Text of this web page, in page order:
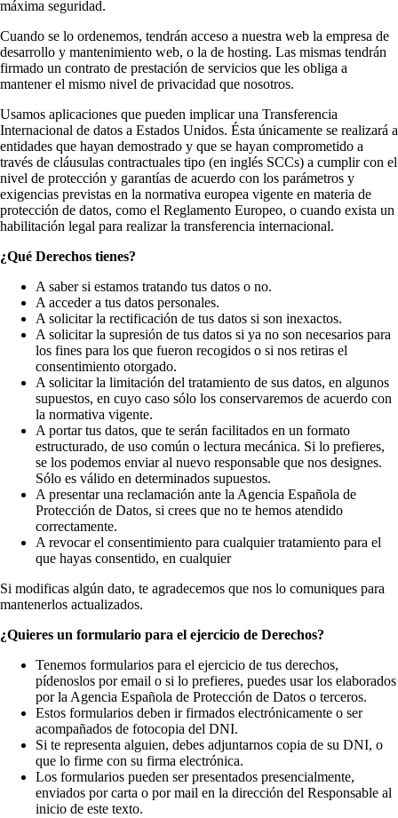
máxima seguridad.
Cuando se lo ordenemos, tendrán acceso a nuestra web la empresa de
desarrollo y mantenimiento web, o la de hosting. Las mismas tendrán
firmado un contrato de prestación de servicios que les obliga a
mantener el mismo nivel de privacidad que nosotros.
Usamos aplicaciones que pueden implicar una Transferencia
Internacional de datos a Estados Unidos. Ésta únicamente se realizará a
entidades que hayan demostrado y que se hayan comprometido a
través de cláusulas contractuales tipo (en inglés SCCs) a cumplir con el
nivel de protección y garantías de acuerdo con los parámetros y
exigencias previstas en la normativa europea vigente en materia de
protección de datos, como el Reglamento Europeo, o cuando exista un
habilitación legal para realizar la transferencia internacional.
¿Qué Derechos tienes?
A saber si estamos tratando tus datos o no.
A acceder a tus datos personales.
A solicitar la rectificación de tus datos si son inexactos.
A solicitar la supresión de tus datos si ya no son necesarios para
los fines para los que fueron recogidos o si nos retiras el
consentimiento otorgado.
A solicitar la limitación del tratamiento de sus datos, en algunos
supuestos, en cuyo caso sólo los conservaremos de acuerdo con
la normativa vigente.
A portar tus datos, que te serán facilitados en un formato
estructurado, de uso común o lectura mecánica. Si lo prefieres,
se los podemos enviar al nuevo responsable que nos designes.
Sólo es válido en determinados supuestos.
A presentar una reclamación ante la Agencia Española de
Protección de Datos, si crees que no te hemos atendido
correctamente.
A revocar el consentimiento para cualquier tratamiento para el
que hayas consentido, en cualquier
Si modificas algún dato, te agradecemos que nos lo comuniques para
mantenerlos actualizados.
¿Quieres un formulario para el ejercicio de Derechos?
Tenemos formularios para el ejercicio de tus derechos,
pídenoslos por email o si lo prefieres, puedes usar los elaborados
por la Agencia Española de Protección de Datos o terceros.
Estos formularios deben ir firmados electrónicamente o ser
acompañados de fotocopia del DNI.
Si te representa alguien, debes adjuntarnos copia de su DNI, o
que lo firme con su firma electrónica.
Los formularios pueden ser presentados presencialmente,
enviados por carta o por mail en la dirección del Responsable al
inicio de este texto.